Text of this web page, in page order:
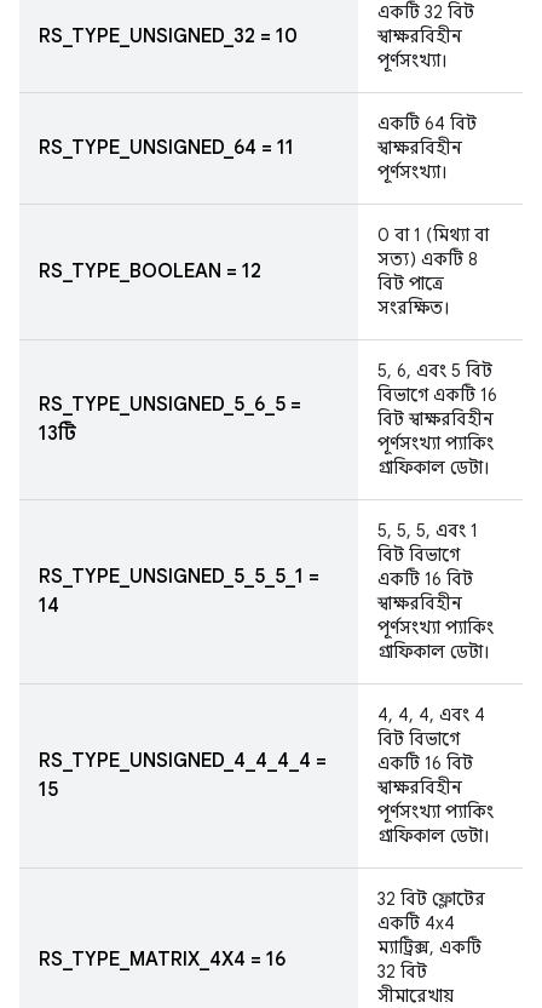
RS_TYPE_UNSIGNED_32 = 10
একটি 32 বিট
স্বাক্ষরবিহীন
পূর্ণসংখ্যা।
RS_TYPE_UNSIGNED_64 = 11
একটি 64 বিট
স্বাক্ষরবিহীন
পূর্ণসংখ্যা।
RS_TYPE_BOOLEAN = 12
0 বা 1 (মিথ্যা বা
সত্য) একটি 8
বিট পাত্রে
সংরক্ষিত।
RS_TYPE_UNSIGNED_5_6_5 =
13টি
5, 6, এবং 5 বিট
বিভাগে একটি 16
বিট স্বাক্ষরবিহীন
পূর্ণসংখ্যা প্যাকিং
গ্রাফিকাল ডেটা।
RS_TYPE_UNSIGNED_5_5_5_1 =
14
5, 5, 5, এবং 1
বিট বিভাগে
একটি 16 বিট
স্বাক্ষরবিহীন
পূর্ণসংখ্যা প্যাকিং
গ্রাফিকাল ডেটা।
RS_TYPE_UNSIGNED_4_4_4_4 =
15
4, 4, 4, এবং 4
বিট বিভাগে
একটি 16 বিট
স্বাক্ষরবিহীন
পূর্ণসংখ্যা প্যাকিং
গ্রাফিকাল ডেটা।
RS_TYPE_MATRIX_4X4 = 16
32 বিট ফ্লোটের
একটি 4x4
ম্যাট্রিক্স, একটি
32 বিট
সীমারেখায়